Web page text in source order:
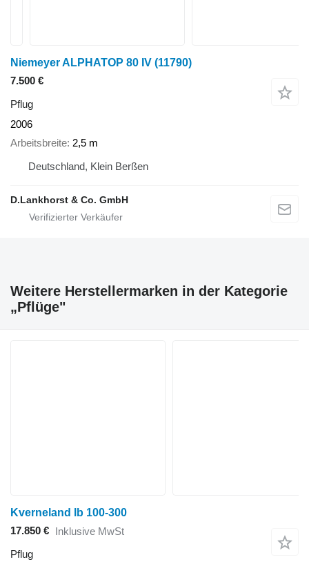
Niemeyer ALPHATOP 80 IV (11790)
7.500 €
Pflug
2006
Arbeitsbreite 2,5 m
Deutschland, Klein Berßen
D.Lankhorst & Co. GmbH
Weitere Herstellermarken in der Kategorie
„Pflüge"
Kverneland lb 100-300
17.850 € Inklusive MwSt
Pflug